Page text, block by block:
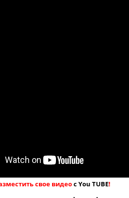
свое видеос You TUBE!